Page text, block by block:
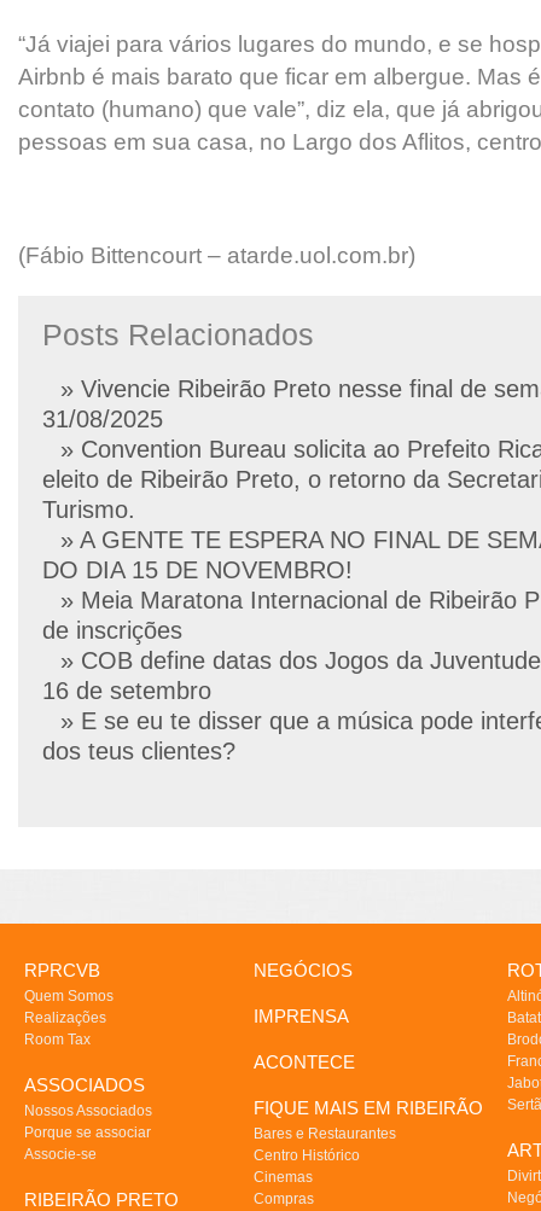
“Já viajei para vários lugares do mundo, e se
Airbnb é mais barato que ficar em albergue. Mas
contato (humano) que vale”, diz ela, que já
pessoas em sua casa, no Largo dos Aflitos,
(Fábio Bittencourt – atarde.uol.com.br)
Posts Relacionados
» Vivencie Ribeirão Preto nesse final de
31/08/2025
» Convention Bureau solicita ao Prefeito
eleito de Ribeirão Preto, o retorno da
Turismo.
» A GENTE TE ESPERA NO FINAL DE
DO DIA 15 DE NOVEMBRO!
» Meia Maratona Internacional de Ribeirão
de inscrições
» COB define datas dos Jogos da
16 de setembro
» E se eu te disser que a música pode
dos teus clientes?
RPRCVB
Quem Somos
Realizações
Room Tax
ASSOCIADOS
Nossos Associados
Porque se associar
Associe-se
RIBEIRÃO PRETO
NEGÓCIOS
IMPRENSA
ACONTECE
FIQUE MAIS EM RIBEIRÃO
Bares e Restaurantes
Centro Histórico
Cinemas
Compras